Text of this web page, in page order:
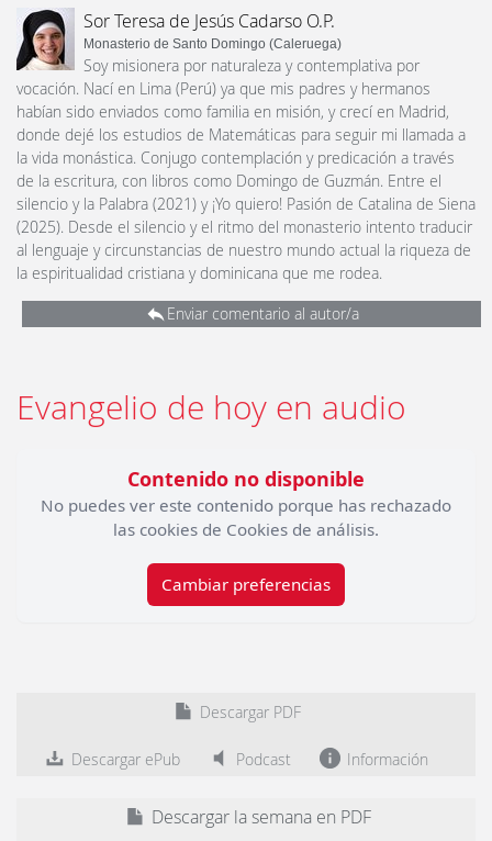
Sor Teresa de Jesús Cadarso O.P.
Monasterio de Santo Domingo (Caleruega)
Soy misionera por naturaleza y contemplativa por
vocación. Nací en Lima (Perú) ya que mis padres y hermanos
habían sido enviados como familia en misión, y crecí en Madrid,
donde dejé los estudios de Matemáticas para seguir mi llamada a
la vida monástica. Conjugo contemplación y predicación a través
de la escritura, con libros como Domingo de Guzmán. Entre el
silencio y la Palabra (2021) y ¡Yo quiero! Pasión de Catalina de Siena
(2025). Desde el silencio y el ritmo del monasterio intento traducir
al lenguaje y circunstancias de nuestro mundo actual la riqueza de
la espiritualidad cristiana y dominicana que me rodea.
Enviar comentario al autor/a
Evangelio de hoy en audio
Contenido no disponible
No puedes ver este contenido porque has rechazado
las cookies de Cookies de análisis.
Cambiar preferencias
Descargar PDF
Descargar ePub Podcast Información
Descargar la semana en PDF